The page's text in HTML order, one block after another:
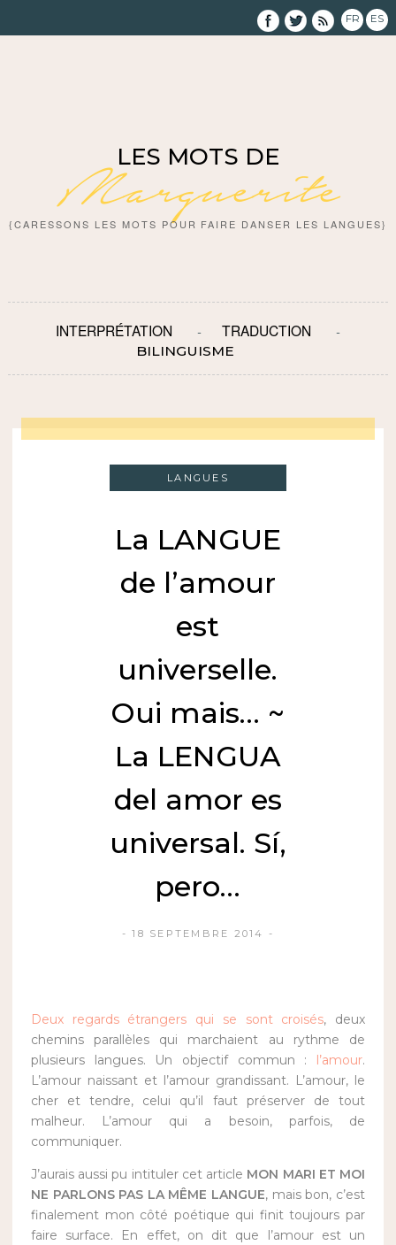
FR ES
LES MOTS DE
Marguerite
{CARESSONS LES MOTS POUR FAIRE DANSER LES LANGUES}
INTERPRÉTATION TRADUCTION
BILINGUISME
LANGUES
La LANGUE
de l’amour
est
universelle.
Oui mais… ~
La LENGUA
del amor es
universal. Sí,
pero…
18 SEPTEMBRE 2014
Deux regards étrangers qui se sont croisés, deux
chemins parallèles qui marchaient au rythme de
plusieurs langues. Un objectif commun :
l’amour.
L’amour naissant et l’amour grandissant. L’amour, le
cher et tendre, celui qu’il faut préserver de tout
malheur. L’amour qui a besoin, parfois, de
communiquer.
J’aurais aussi pu intituler cet article MON MARI ET MOI
NE PARLONS PAS LA MÊME LANGUE, mais bon, c’est
finalement mon côté poétique qui finit toujours par
faire surface. En effet, on dit que l’amour est un